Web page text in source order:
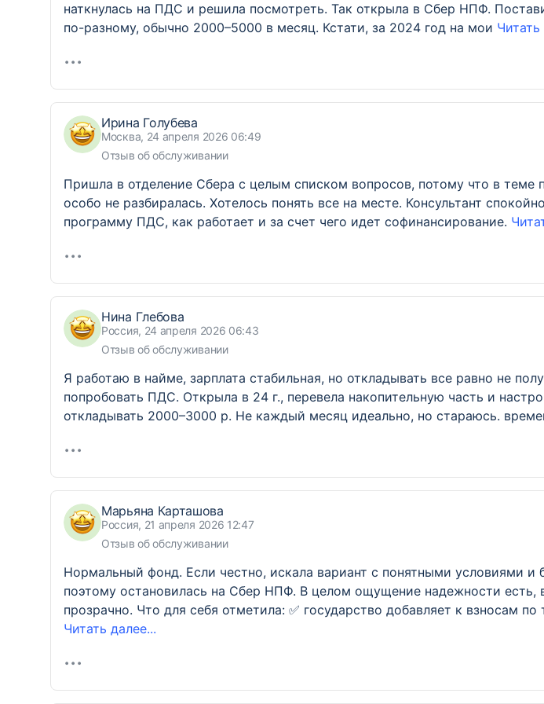
наткнулась на ПДС и решила посмотреть. Так открыла в Сбер НПФ.
по-разному, обычно 2000–5000 в месяц. Кстати, за 2024 год на мои Читать
Ирина Голубева
Москва, 24 апреля 2026 06:49
Отзыв об обслуживании
Пришла в отделение Сбера с целым списком вопросов, потому что в теме
особо не разбиралась. Хотелось понять все на месте. Консультант
программу ПДС, как работает и за счет чего идет софинансирование.
Нина Глебова
Россия, 24 апреля 2026 06:43
Отзыв об обслуживании
Я работаю в найме, зарплата стабильная, но откладывать все равно не
попробовать ПДС. Открыла в 24 г., перевела накопительную часть и
откладывать 2000–3000 р. Не каждый месяц идеально, но стараюсь.
Марьяна Карташова
Россия, 21 апреля 2026 12:47
Отзыв об обслуживании
Нормальный фонд. Если честно, искала вариант с понятными условиями и
поэтому остановилась на Сбер НПФ. В целом ощущение надежности есть,
прозрачно. Что для себя отметила: ✅ государство добавляет к взносам
Читать далее...